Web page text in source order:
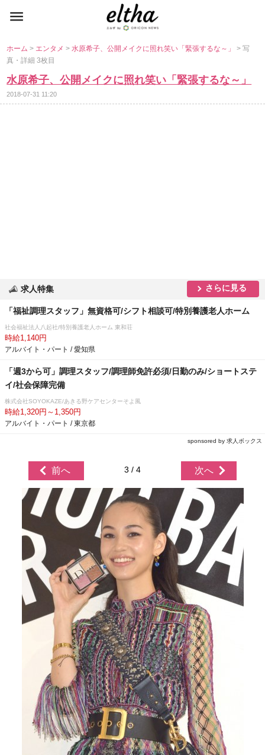
ホーム> エンタメ>水原希子、公開メイクに照れ笑い「緊張するな～」> 写
真・詳細 3枚目
水原希子、公開メイクに照れ笑い「緊張するな～」
2018-07-31 11:20
求人特集 さらに見る
「福祉調理スタッフ」無資格可/シフト相談可/特別養護老人ホーム
社会福祉法人八起社/特別養護老人ホーム 東和荘
時給1,140円
アルバイト・パート / 愛知県
「週3から可」調理スタッフ/調理師免許必須/日勤のみ/ショートステ
イ/社会保障完備
株式会社SOYOKAZE/あきる野ケアセンターそよ風
時給1,320円～1,350円
アルバイト・パート / 東京都
sponsored by 求人ボックス
前へ 3 / 4 次へ